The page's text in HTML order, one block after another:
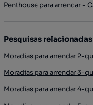
Penthouse para arrendar -
Pesquisas relacionadas
Moradias para arrendar 2-
Moradias para arrendar 3-
Moradias para arrendar 4-